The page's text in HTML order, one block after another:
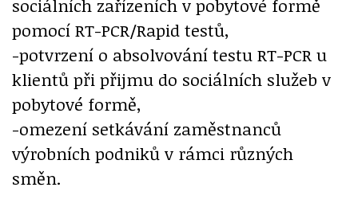
sociálních zařízeních v pobytové formě
pomocí RT-PCR/Rapid testů,
-potvrzení o absolvování testu RT-PCR u
klientů při přijmu do sociálních služeb v
pobytové formě,
-omezení setkávání zaměstnanců
výrobních podniků v rámci různých
směn.